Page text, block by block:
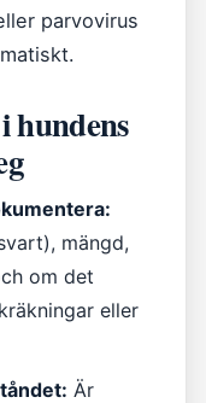
parvovirus
hundens
mängd,
om det
eller
Är